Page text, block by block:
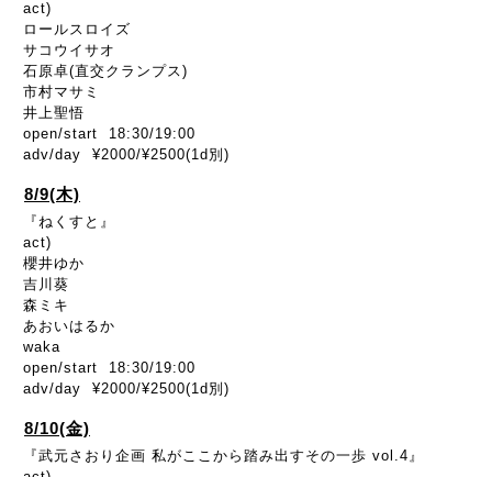
act)
ロールスロイズ
サコウイサオ
石原卓(直交クランプス)
市村マサミ
井上聖悟
open/start 18:30/19:00
adv/day ¥2000/¥2500(1d別)
8/9(木)
『ねくすと』
act)
櫻井ゆか
吉川葵
森ミキ
あおいはるか
waka
open/start 18:30/19:00
adv/day ¥2000/¥2500(1d別)
8/10(金)
『武元さおり企画 私がここから踏み出すその一歩 vol.4』